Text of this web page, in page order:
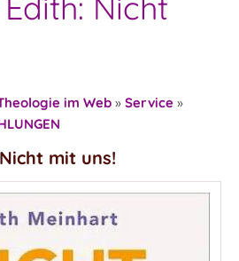
im Web » Service »
mit uns!